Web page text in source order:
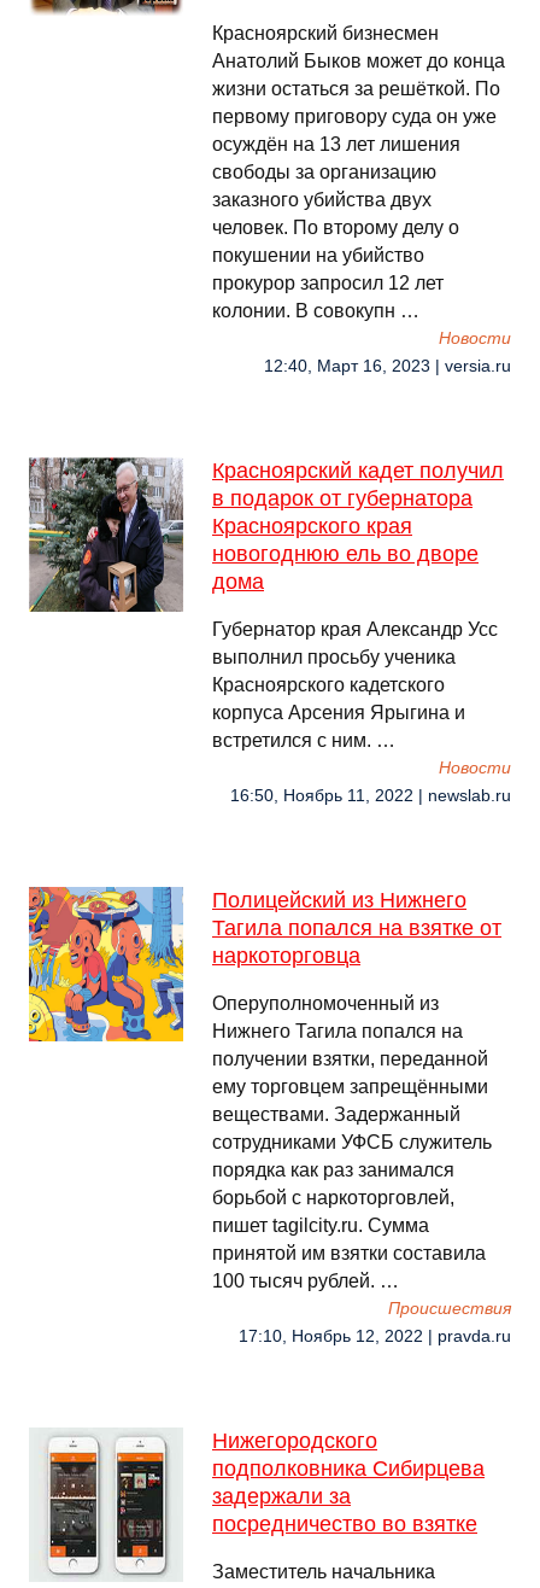
Красноярский бизнесмен
Анатолий Быков может до конца
жизни остаться за решёткой. По
первому приговору суда он уже
осуждён на 13 лет лишения
свободы за организацию
заказного убийства двух
человек. По второму делу о
покушении на убийство
прокурор запросил 12 лет
колонии. В совокупн …
Новости
12:40, Март 16, 2023 | versia.ru
Красноярский кадет получил
в подарок от губернатора
Красноярского края
новогоднюю ель во дворе
дома
Губернатор края Александр Усс
выполнил просьбу ученика
Красноярского кадетского
корпуса Арсения Ярыгина и
встретился с ним. …
Новости
16:50, Ноябрь 11, 2022 | newslab.ru
Полицейский из Нижнего
Тагила попался на взятке от
наркоторговца
Оперуполномоченный из
Нижнего Тагила попался на
получении взятки, переданной
ему торговцем запрещёнными
веществами. Задержанный
сотрудниками УФСБ служитель
порядка как раз занимался
борьбой с наркоторговлей,
пишет tagilcity.ru. Сумма
принятой им взятки составила
100 тысяч рублей. …
Происшествия
17:10, Ноябрь 12, 2022 | pravda.ru
Нижегородского
подполковника Сибирцева
задержали за
посредничество во взятке
Заместитель начальника